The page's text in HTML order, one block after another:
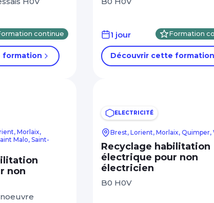
continue
formation
1 jour Formation
Découvrir cette formation
Morlaix,
Malo, Saint-
non
ELECTRICITÉ
Brest, Lorient, Morlaix, Quimper,
Recyclage habilitation
électrique pour non
électricien
B0 H0V